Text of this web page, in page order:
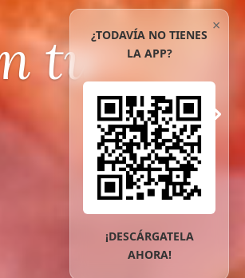
×
¿TODAVÍA NO TIENES
LA APP?
¡DESCÁRGATELA
AHORA!